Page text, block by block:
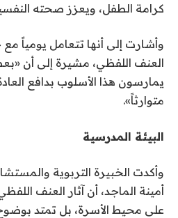
كرامة الطفل، ويعزز صحته
وأشارت إلى أنها تتعامل يومياً مع
العنف اللفظي، مشيرة إلى أن
يمارسون هذا الأسلوب بدافع
متوارثاً».
البيئة المدرسية
وأكدت الخبيرة التربوية
أمينة الماجد، أن آثار العنف
على محيط الأسرة، بل تمتد بوضوح